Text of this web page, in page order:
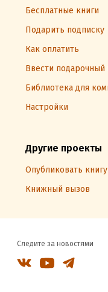
Бесплатные книги
Подарить подписку
Как оплатить
Ввести подарочный
Библиотека для
Настройки
Другие проекты
Опубликовать
Книжный вызов
Следите за новостями